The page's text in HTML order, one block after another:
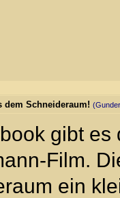
dem Schneideraum!
gibt es
Film.
ein